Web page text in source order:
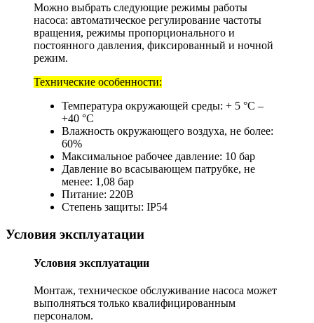
Можно выбрать следующие режимы работы
насоса: автоматическое регулирование частоты
вращения, режимы пропорционального и
постоянного давления, фиксированный и ночной
режим.
Технические особенности:
Температура окружающей среды: + 5 °C –
+40 °C
Влажность окружающего воздуха, не более:
60%
Максимальное рабочее давление: 10 бар
Давление во всасывающем патрубке, не
менее: 1,08 бар
Питание: 220В
Степень защиты: IP54
Условия эксплуатации
Условия эксплуатации
Монтаж, техническое обслуживание насоса может
выполняться только квалифицированным
персоналом.